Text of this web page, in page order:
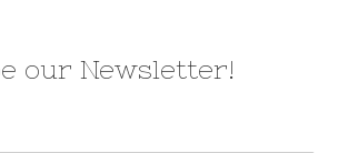
our Newsletter!